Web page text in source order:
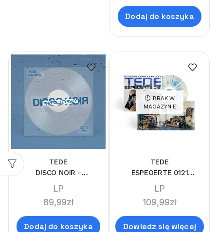
Dodaj do koszyka
TEDE
DISCO NOIR -
PRZEDŁUŻYFSZY (GLITTER
VINYL LIMI'TEDE'DITION)
LP
89,99zł
Dodaj do koszyka
BRAK W
MAGAZYNIE
TEDE
ESPEOERTE 0121
(LIMI'TEDE'DITION
SPLATTER)
LP
109,99zł
Dowiedz się więcej